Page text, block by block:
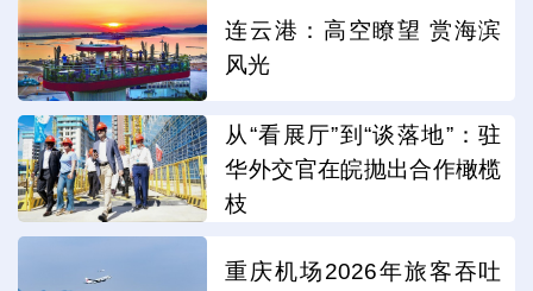
连云港：高空瞭望 赏海滨
风光
从“看展厅”到“谈落地”：驻
华外交官在皖抛出合作橄榄
枝
重庆机场2026年旅客吞吐